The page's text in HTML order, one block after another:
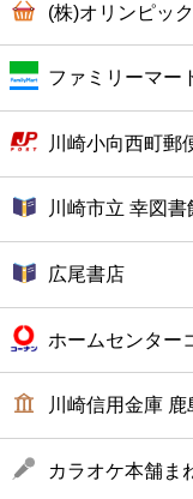
病院
ホテル
(株)オリンピッ
ファミリーマー
川崎小向西町郵
川崎市立 幸図書
広尾書店
ホームセンター
川崎信用金庫
カラオケ本舗ま